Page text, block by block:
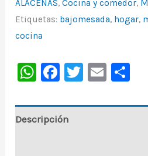
ALACENAS,Cocina y comedor,
Etiquetas: bajomesada, hogar,
cocina
WhatsApp
Facebook
Twitter
Email
Descripción